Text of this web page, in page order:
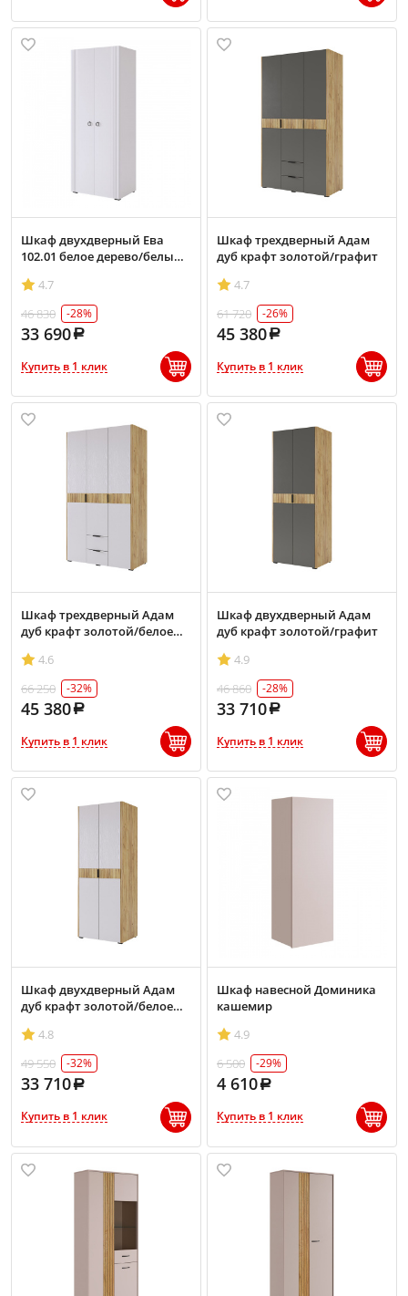
Шкаф двухдверный Ева
102.01 белое дерево/белый
4.7
46 830
-28%
33 690
Купить в 1 клик
Шкаф трехдверный Адам
дуб крафт золотой/графит
4.7
61 720
-26%
45 380
Купить в 1 клик
Шкаф трехдверный Адам
дуб крафт золотой/белое
4.6
66 250
-32%
45 380
Купить в 1 клик
Шкаф двухдверный Адам
дуб крафт золотой/графит
4.9
46 860
-28%
33 710
Купить в 1 клик
Шкаф двухдверный Адам
дуб крафт золотой/белое
4.8
49 550
-32%
33 710
Купить в 1 клик
Шкаф навесной Доминика
кашемир
4.9
6 500
-29%
4 610
Купить в 1 клик